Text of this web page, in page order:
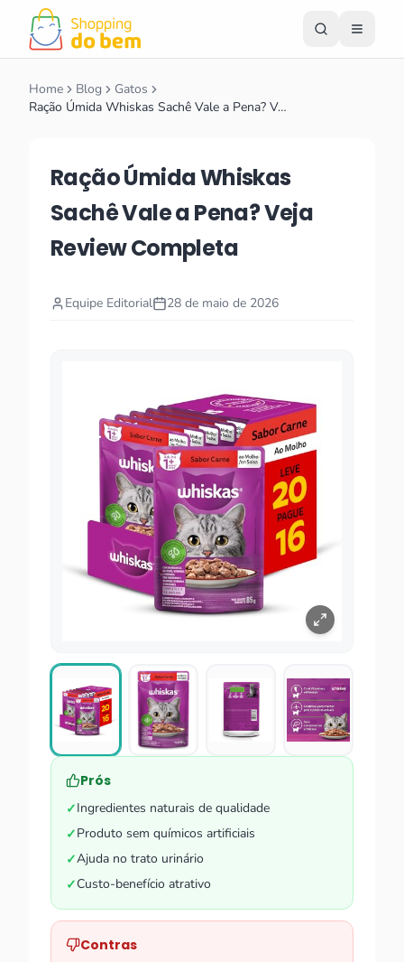
Home Blog
Gatos
Ração Úmida Whiskas Sachê Vale a Pena? V…
Ração Úmida Whiskas
Sachê Vale a Pena? Veja
Review Completa
Equipe Editorial 28 de maio de 2026
Prós
✓Ingredientes naturais de qualidade
✓Produto sem químicos artificiais
✓Ajuda no trato urinário
✓Custo-benefício atrativo
Contras